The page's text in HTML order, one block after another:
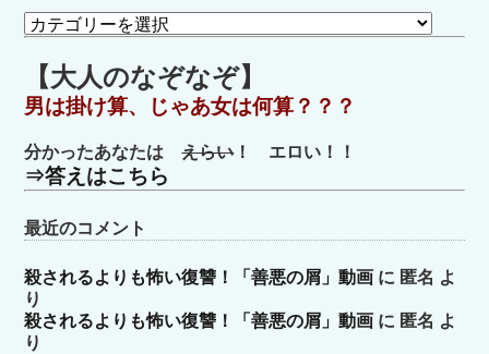
カ
テ
ゴ
リ
ー
【大人のなぞなぞ】
男は掛け算、じゃあ女は何算？？？
分かったあなたはえらい！ エロい！！
⇒答えはこちら
最近のコメント
殺されるよりも怖い復讐！「善悪の屑」動画 に 匿名 よ
り
殺されるよりも怖い復讐！「善悪の屑」動画 に 匿名 よ
り